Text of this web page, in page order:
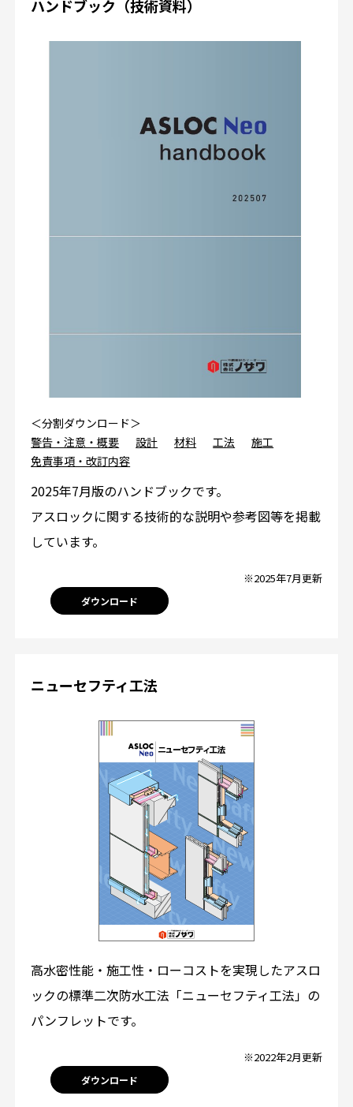
ハンドブック（技術資料）
＜分割ダウンロード＞
警告・注意・概要
設計 材料 工法
施工
免責事項・改訂内容
2025年7月版のハンドブックです。
アスロックに関する技術的な説明や参考図等を掲載
しています。
※2025年7月更新
ダウンロード
ニューセフティ工法
高水密性能・施工性・ローコストを実現したアスロ
ックの標準二次防水工法「ニューセフティ工法」の
パンフレットです。
※2022年2月更新
ダウンロード